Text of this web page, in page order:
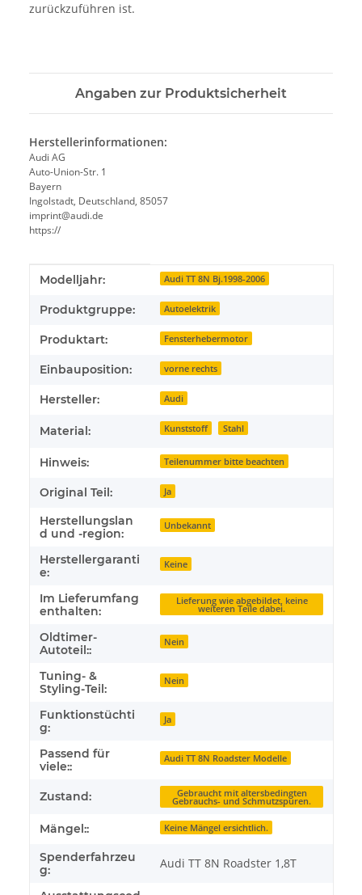
zurückzuführen ist.
Angaben zur Produktsicherheit
Herstellerinformationen:
Audi AG
Auto-Union-Str. 1
Bayern
Ingolstadt, Deutschland, 85057
imprint@audi.de
https://
Produkteigenschaft
Wert
Modelljahr: Audi TT 8N Bj.1998-2006
Produktgruppe: Autoelektrik
Produktart: Fensterhebermotor
Einbauposition: vorne rechts
Hersteller: Audi
Material: Kunststoff Stahl
Hinweis: Teilenummer bitte beachten
Original Teil: Ja
Herstellungslan
d und -region:
Unbekannt
Herstellergaranti
e:
Keine
Im Lieferumfang
enthalten:
Lieferung wie abgebildet, keine
weiteren Teile dabei.
Oldtimer-
Autoteil::
Nein
Tuning- &
Styling-Teil:
Nein
Funktionstüchti
g:
Ja
Passend für
viele::
Audi TT 8N Roadster Modelle
Zustand: Gebraucht mit altersbedingten
Gebrauchs- und Schmutzspuren.
Mängel:: Keine Mängel ersichtlich.
Spenderfahrzeu
g:
Audi TT 8N Roadster 1,8T